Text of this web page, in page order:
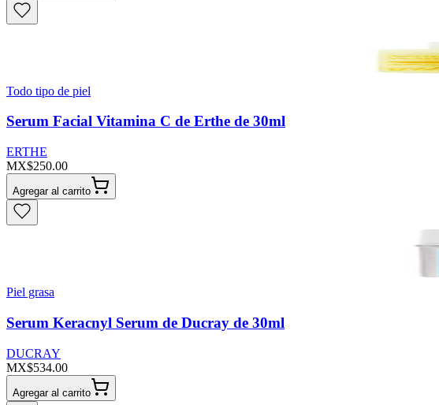
Todo tipo de piel
Serum Facial Vitamina C de Erthe de 30ml
ERTHE
MX$250.00
Agregar al carrito
Piel grasa
Serum Keracnyl Serum de Ducray de 30ml
DUCRAY
MX$534.00
Agregar al carrito